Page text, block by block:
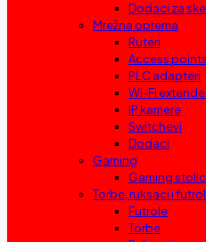
Dodaci za
Mrežna oprema
Ruteri
Access points
PLC adapteri
Wi-Fi
IP kamere
Switchevi
Dodaci
Gaming
Gaming
Torbe, ruksaci i
Futrole
Torbe